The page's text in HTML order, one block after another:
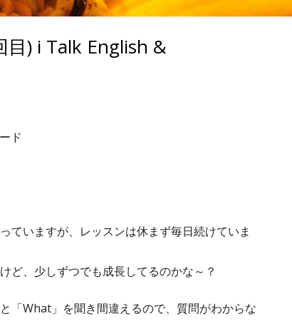
目) i Talk English &
ド
ていますが、レッスンは休まず毎日続けていま
ど、少しずつでも成長してるのかな～？
「What」を聞き間違えるので、質問がわからな